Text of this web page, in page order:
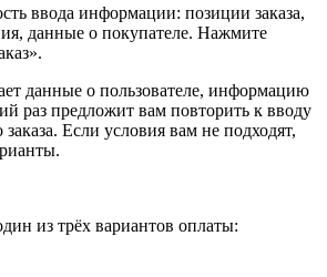
ввода информации: позиции заказа,
данные о покупателе. Нажмите
данные о пользователе, информацию
раз предложит вам повторить к вводу
Если условия вам не подходят,
из трёх вариантов оплаты: